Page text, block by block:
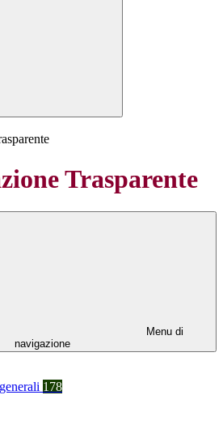
Trasparente
Menu di
navigazione
178